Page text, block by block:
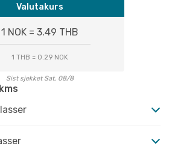
Valutakurs
1 NOK = 3.49 THB
1 THB = 0.29 NOK
Sist sjekket Sat, 08/8